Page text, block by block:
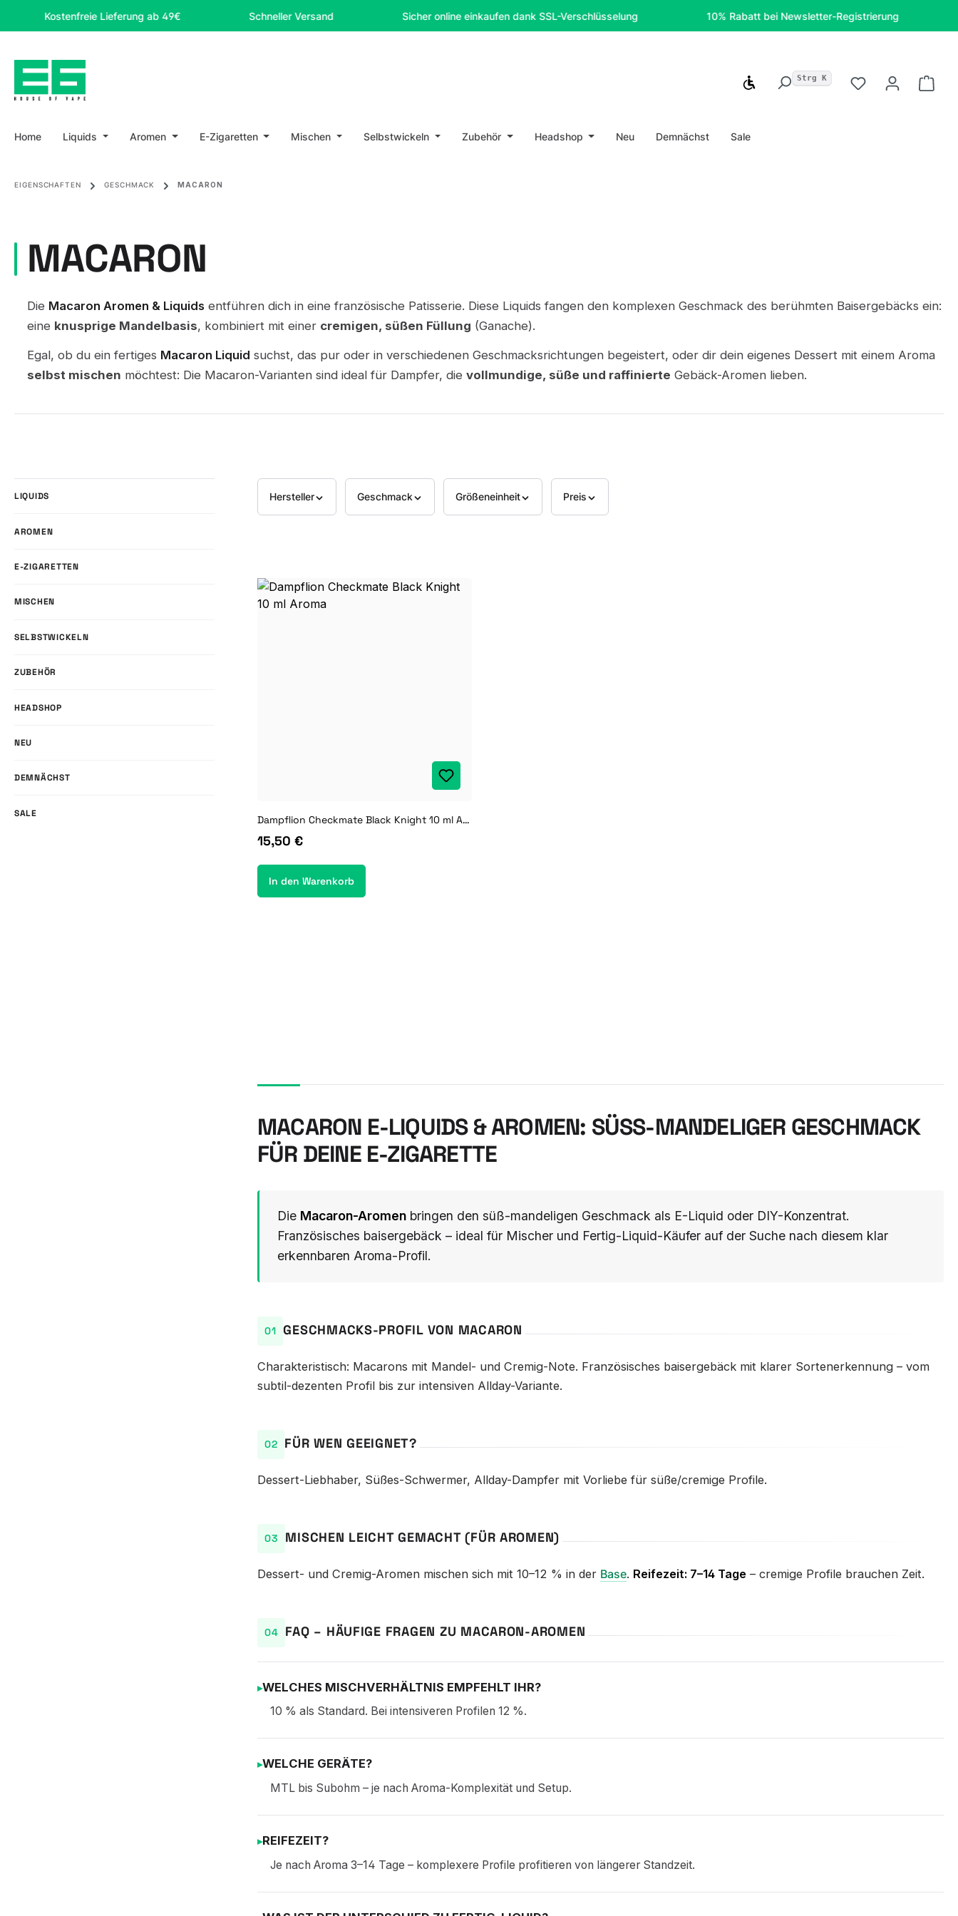
Hauptinhalt springen
Zur Suche springen
Zur Hauptnavigation springen
Kostenfreie Lieferung ab 49€ Schneller Versand Sicher online einkaufen dank SSL-Verschlüsselung 10% Rabatt bei Newsletter-Registrierung
Werkzeugleiste anzeigen
Strg K Du hast 0
Home Liquids Aromen E-Zigaretten Mischen Selbstwickeln Zubehör Headshop Neu Demnächst Sale
EIGENSCHAFTEN GESCHMACK MACARON
MACARON
Die Macaron Aromen & Liquidsentführen dich in eine französische Patisserie. Diese Liquids fangen den komplexen Geschmack des berühmten Baisergebäcks ein:
eine knusprige Mandelbasis, kombiniert mit einer cremigen, süßen Füllung (Ganache).
Egal, ob du ein fertiges Macaron Liquid suchst, das pur oder in verschiedenen Geschmacksrichtungen begeistert, oder dir dein eigenes Dessert mit einem Aroma
selbst mischen möchtest: Die Macaron-Varianten sind ideal für Dampfer, die vollmundige, süße und raffinierte Gebäck-Aromen lieben.
LIQUIDS
AROMEN
E-ZIGARETTEN
MISCHEN
SELBSTWICKELN
ZUBEHÖR
HEADSHOP
NEU
DEMNÄCHST
SALE
Hersteller Geschmack Größeneinheit Preis
Dampflion Checkmate Black Knight 10 ml Aroma
15,50 €
In den Warenkorb
MACARON E-LIQUIDS & AROMEN: SÜSS-MANDELIGER GESCHMACK F
ÜR DEINE E-ZIGARETTE
Die Macaron-Aromenbringen den süß-mandeligen Geschmack als E-Liquid oder DIY-Konzentrat.
Französisches baisergebäck – ideal für Mischer und Fertig-Liquid-Käufer auf der Suche nach diesem klar
erkennbaren Aroma-Profil.
GESCHMACKS-PROFIL VON MACARON
Charakteristisch: Macarons mit Mandel- und Cremig-Note. Französisches baisergebäck mit klarer Sortenerkennung – vom
subtil-dezenten Profil bis zur intensiven Allday-Variante.
FÜR WEN GEEIGNET?
Dessert-Liebhaber, Süßes-Schwermer, Allday-Dampfer mit Vorliebe für süße/cremige Profile.
MISCHEN LEICHT GEMACHT (FÜR AROMEN)
Dessert- und Cremig-Aromen mischen sich mit 10–12 % in der Base. Reifezeit: 7–14 Tage – cremige Profile brauchen Zeit.
FAQ – HÄUFIGE FRAGEN ZU MACARON-AROMEN
WELCHES MISCHVERHÄLTNIS EMPFEHLT IHR?
10 % als Standard. Bei intensiveren Profilen 12 %.
WELCHE GERÄTE?
MTL bis Subohm – je nach Aroma-Komplexität und Setup.
REIFEZEIT?
Je nach Aroma 3–14 Tage – komplexere Profile profitieren von längerer Standzeit.